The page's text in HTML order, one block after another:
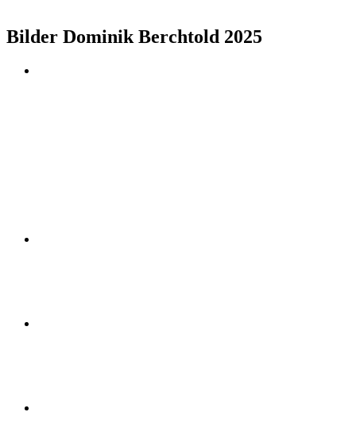
Bilder Dominik Berchtold 2025